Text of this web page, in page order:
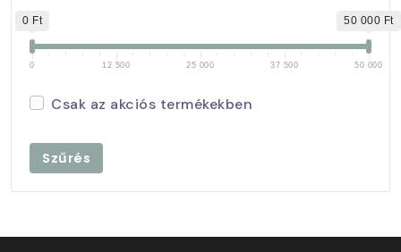
0 Ft 50 000 Ft
0 12 500 25 000 37 500 50 000
Csak az akciós termékekben
Szűrés